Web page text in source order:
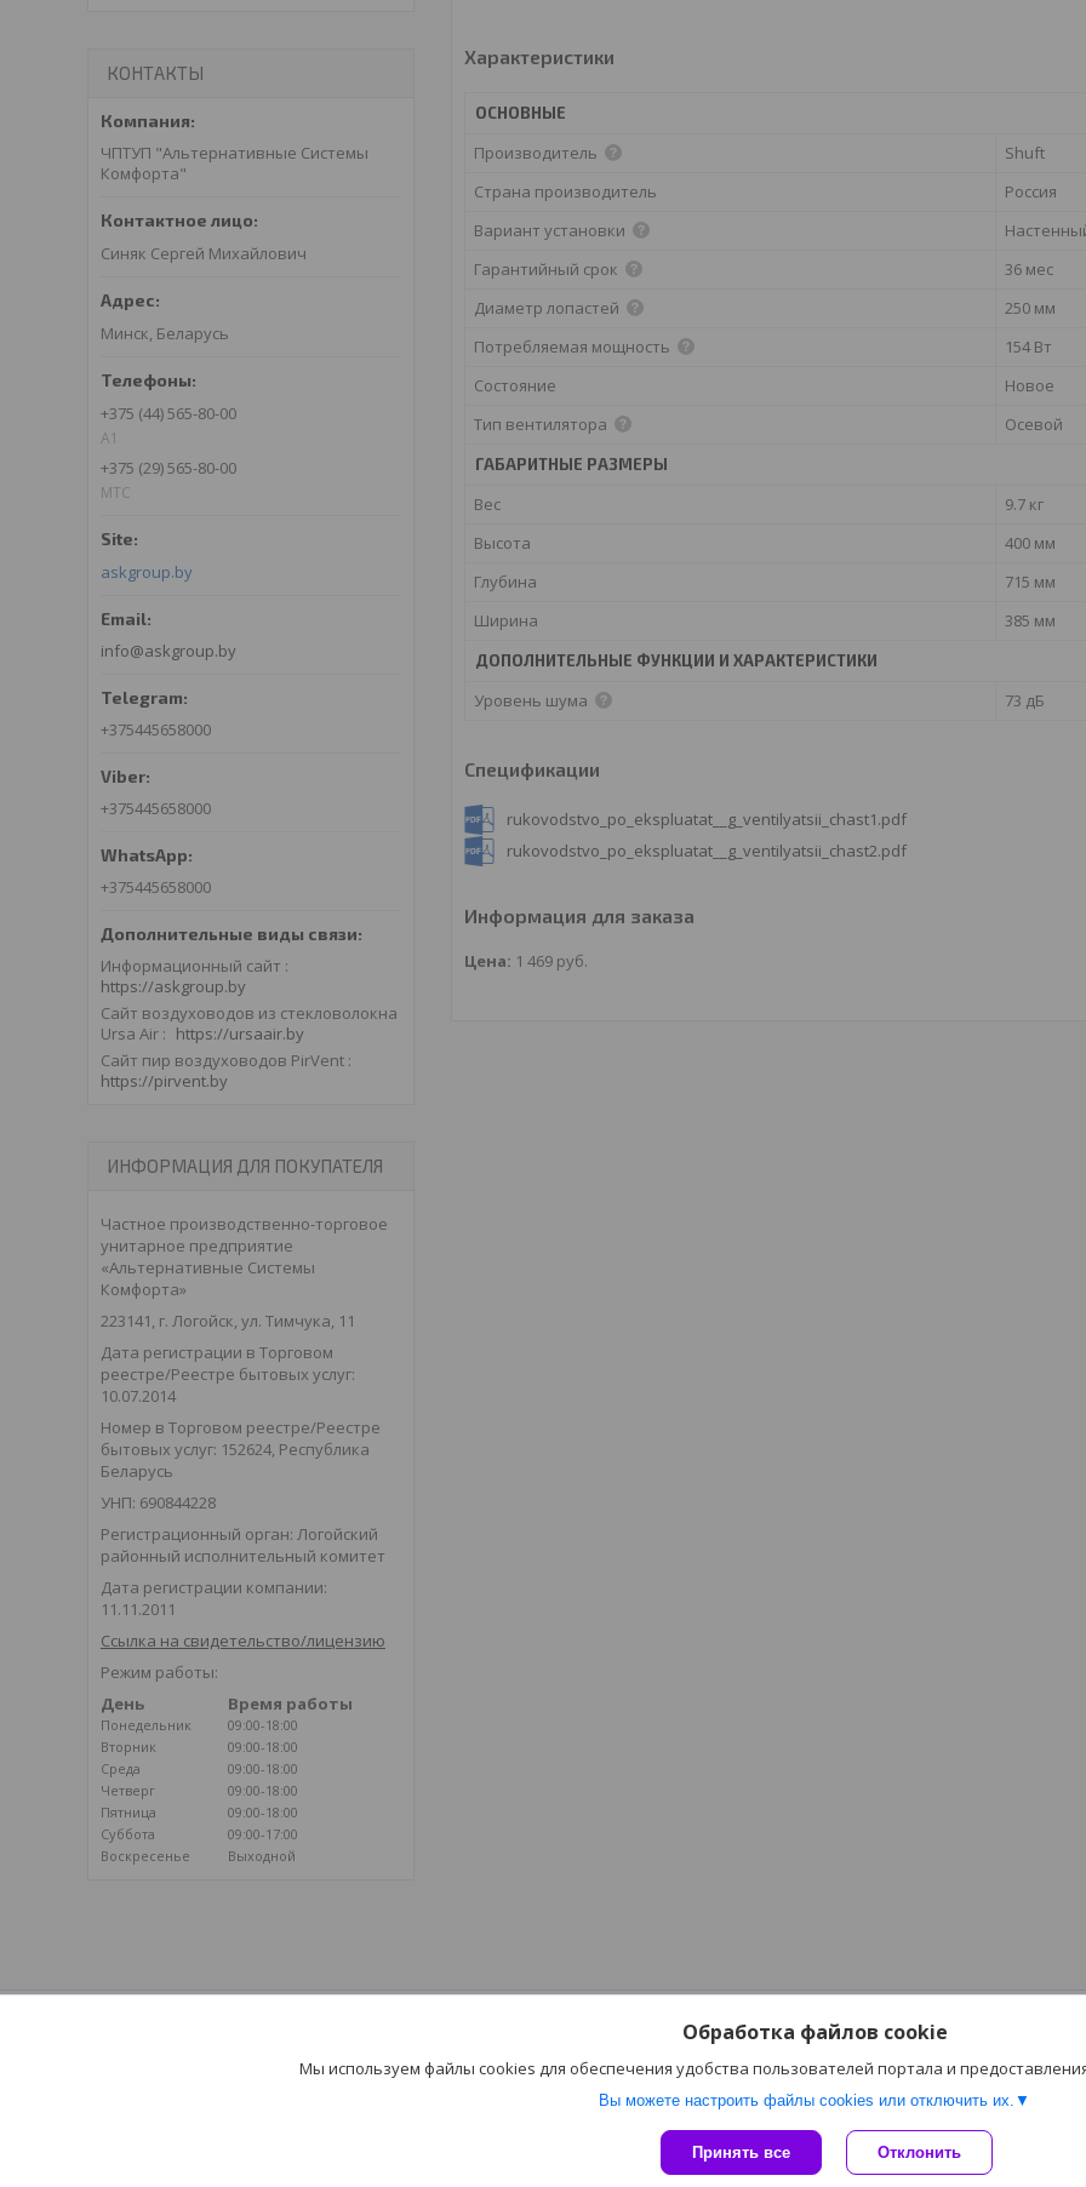
Характеристики
ОСНОВНЫЕ
Производитель
Shuft
Страна производитель
Россия
Вариант установки
Гарантийный срок
36 мес
Диаметр лопастей
250 мм
Потребляемая мощность
154 Вт
Состояние
Новое
Тип вентилятора
Осевой
ГАБАРИТНЫЕ РАЗМЕРЫ
Вес
9.7 кг
Высота
400 мм
Глубина
715 мм
Ширина
385 мм
ДОПОЛНИТЕЛЬНЫЕ ФУНКЦИИ И ХАРАКТЕРИСТИКИ
Уровень шума 73 дБ
Спецификации
rukovodstvo_po_ekspluatat__g_ventilyatsii_chast1.pdf
rukovodstvo_po_ekspluatat__g_ventilyatsii_chast2.pdf
Информация для заказа
Цена: 1 469 руб.
КОНТАКТЫ
ЧПТУП "Альтернативные Системы
Комфорта"
Синяк Сергей Михайлович
Минск, Беларусь
+375 (44) 565-80-00
A1
+375 (29) 565-80-00
МТС
askgroup.by
info@askgroup.by
+375445658000
+375445658000
+375445658000
Информационный сайт
https://askgroup.by
Сайт воздуховодов из стекловолокна
Ursa Air
https://ursaair.by
Сайт пир воздуховодов PirVent
https://pirvent.by
ИНФОРМАЦИЯ ДЛЯ ПОКУПАТЕЛЯ
Частное производственно-торговое
унитарное предприятие
«Альтернативные Системы
Комфорта»
223141, г. Логойск, ул. Тимчука, 11
Дата регистрации в Торговом
реестре/Реестре бытовых услуг:
10.07.2014
Номер в Торговом реестре/Реестре
бытовых услуг: 152624, Республика
Беларусь
УНП: 690844228
Регистрационный орган: Логойский
районный исполнительный комитет
Дата регистрации компании:
11.11.2011
Ссылка на свидетельство/лицензию
Режим работы:
День
Время работы
Понедельник
09:00-18:00
Вторник
09:00-18:00
Среда
09:00-18:00
Четверг
09:00-18:00
Пятница
09:00-18:00
Суббота
09:00-17:00
Воскресенье
Выходной
воздушного отопления - путь к здоровью и
Сайт создан на платформе Deal.by
Политика обработки файлов cookies
Обработка файлов cookie
Мы используем файлы cookies для обеспечения удобства пользователей портала и
Вы можете настроить файлы cookies или отключить их.
Принять все Отклонить